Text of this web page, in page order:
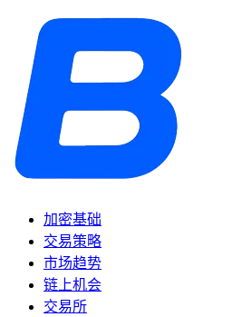
加密基础
交易策略
市场趋势
链上机会
交易所